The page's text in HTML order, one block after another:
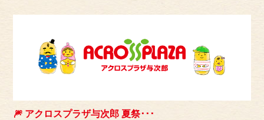
🎆 アクロスプラザ与次郎 夏祭･･･